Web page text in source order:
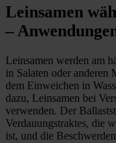
Leinsamen
–
Leinsamen werden am
in Salaten oder anderen
dem Einweichen in
dazu, Leinsamen bei
verwenden. Der
Verdauungstraktes, die
ist, und die